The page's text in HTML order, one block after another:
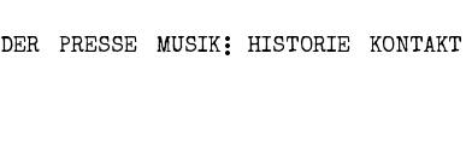
PRESSE MUSIK HISTORIE KONTAKT